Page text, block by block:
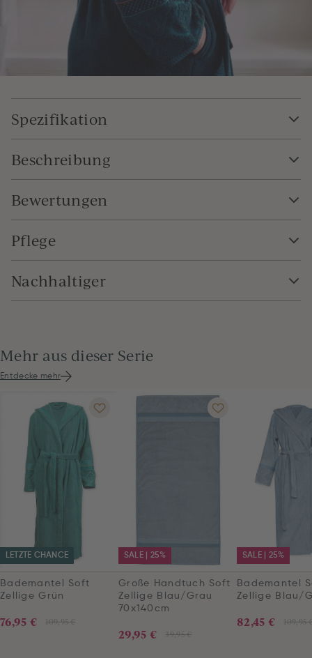
Spezifikation
Beschreibung
Bewertungen
Pflege
Nachhaltiger
Mehr aus dieser Serie
Entdecke mehr
LETZTE CHANCE
Bademantel Soft
Zellige Grün
109,95 €
76,95 €
SALE | 25%
Große Handtuch Soft
Zellige Blau/Grau
70x140cm
39,95 €
29,95 €
SALE | 25%
Bademantel
Zellige Blau/
109,95
82,45 €